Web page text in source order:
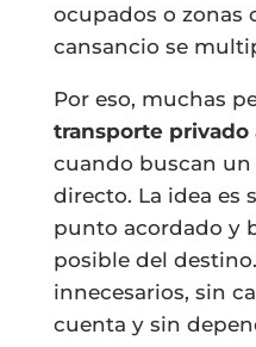
ocupados o zonas
cansancio se
Por eso, muchas
transporte privado
cuando buscan
directo. La idea es
punto acordado y
posible del
innecesarios, sin
cuenta y sin